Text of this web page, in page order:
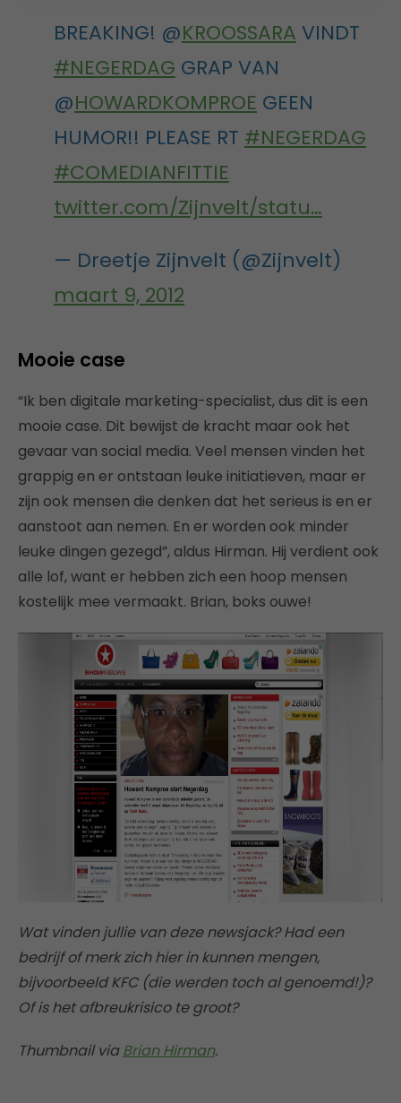
BREAKING! @KROOSSARA VINDT
#NEGERDAG GRAP VAN
@HOWARDKOMPROE GEEN
HUMOR!! PLEASE RT #NEGERDAG
#COMEDIANFITTIE
twitter.com/Zijnvelt/statu…
— Dreetje Zijnvelt (@Zijnvelt)
maart 9, 2012
Mooie case
“Ik ben digitale marketing-specialist, dus dit is een
mooie case. Dit bewijst de kracht maar ook het
gevaar van social media. Veel mensen vinden het
grappig en er ontstaan leuke initiatieven, maar er
zijn ook mensen die denken dat het serieus is en er
aanstoot aan nemen. En er worden ook minder
leuke dingen gezegd”, aldus Hirman. Hij verdient ook
alle lof, want er hebben zich een hoop mensen
kostelijk mee vermaakt. Brian, boks ouwe!
Wat vinden jullie van deze newsjack? Had een
bedrijf of merk zich hier in kunnen mengen,
bijvoorbeeld KFC (die werden toch al genoemd!)?
Of is het afbreukrisico te groot?
Thumbnail viaBrian Hirman.